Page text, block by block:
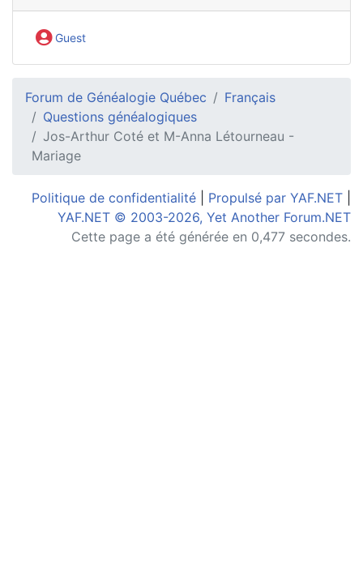
Guest
Forum de Généalogie Québec
Français
Questions généalogiques
Jos-Arthur Coté et M-Anna Létourneau -
Mariage
Politique de confidentialité Propulsé par YAF.NET
YAF.NET © 2003-2026, Yet Another Forum.NET
Cette page a été générée en 0,477 secondes.